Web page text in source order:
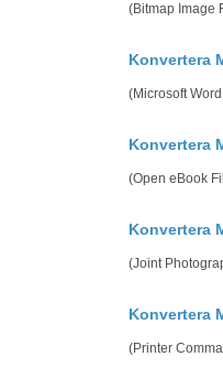
(Bitmap Image
Konvertera
(Microsoft
Konvertera
(Open eBook
Konvertera
(Joint
Konvertera
(Printer